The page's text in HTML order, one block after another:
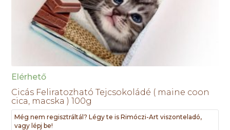
Elérhető
Cicás Feliratozható Tejcsokoládé ( maine coon
cica, macska ) 100g
Még nem regisztráltál? Légy te is Rimóczi-Art viszonteladó,
vagy lépj be!